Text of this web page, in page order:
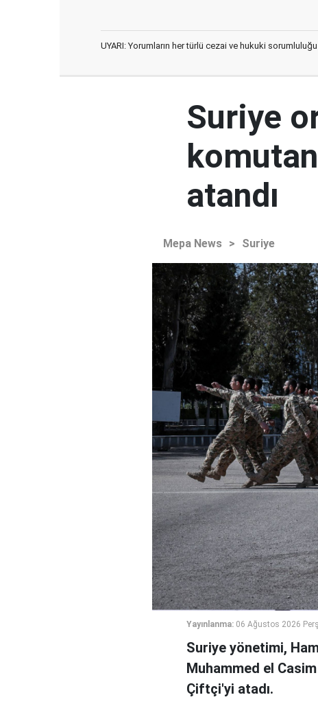
UYARI: Yorumların her türlü cezai ve hukuki
Suriye
atandı
Mepa News > Suriye
Yayınlanma: 06 Ağustos 2026
Suriye yönetimi,
Muhammed el
Çiftçi'yi atadı.